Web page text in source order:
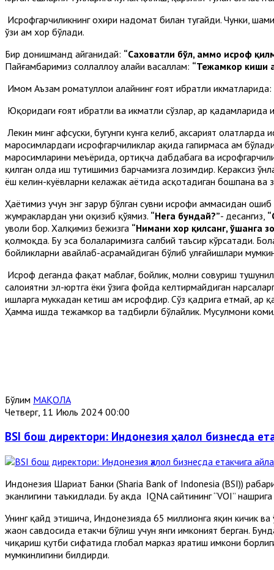
Исрофгарчиликнинг охири надомат билан тугайди. Чунки,
ўзи ҳам хор бўлади.
Бир донишманд айганидай: “Саховатли бўл, аммо исроф
Пайғамбаримиз соллаллоҳу алайҳи васаллам: “Тежамкор киши
Имом Аъзам роҳматуллоҳи алайҳнинг ғоят ибратли ҳикматларида:
Юқоридаги ғоят ибратли ва ҳикматли сўзлар, ҳар
Лекин минг афсуски, бугунги кунга келиб, аксарият
маросимлардаги исрофгарчиликлар ҳақида гапирмаса ҳам
маросимларини меъёрида, ортиқча дабдабага ва
қилган ҳолда иш тутишимиз барчамизга лозимдир. Кераксиз
ёш келин-куёвларни келажак ҳаётида асқотадиган бошпана
Ҳаётимиз учун энг зарур бўлган сувни исрофи ҳаммасидан
жумраклардан уни оқизиб қўямиз. “Нега бундай?”- десангиз,
уволи бор. Халқимиз бежизга “Нимани хор қилсанг, ўшанга
қолмоқда. Бу эса болаларимизга салбий таъсир кўрсатади.
бойликларни авайлаб-асрамайдиган бўлиб улғайишлари
Исроф деганда фақат маблағ, бойлик, молни совуриш
салоҳиятни эл-юртга ёки ўзига фойда келтирмайдиган
ишларга муккадан кетиш ҳам исрофдир. Сўз қадрига етмай, ҳар
Ҳамма ишда тежамкор ва тадбирли бўлайлик. Мусулмони
Бўлим МАҚОЛА
Четверг, 11 Июль 2024 00:00
BSI бош директори: Индонезия ҳалол бизнесда
Индонезия Шариат Банки (Sharia Bank of Indonesia (BSI))
эканлигини таъкидлади. Бу ҳақда IQNA сайтининг “VOI”
Унинг қайд этишича, Индонезияда 65 миллионга яқин кичик ва
жаҳон савдосида етакчи бўлиш учун янги имконият берган.
чиқариш қутби сифатида глобал марказ яратиш имкони
мумкинлигини билдирди.